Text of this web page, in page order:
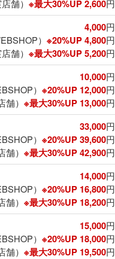
舗） ※最大30%UP 2,600円
4,000円
） ※20%UP 4,800円
舗） ※最大30%UP 5,200円
10,000円
） ※20%UP 12,000円
） ※最大30%UP 13,000円
33,000円
） ※20%UP 39,600円
） ※最大30%UP 42,900円
14,000円
） ※20%UP 16,800円
） ※最大30%UP 18,200円
15,000円
） ※20%UP 18,000円
） ※最大30%UP 19,500円